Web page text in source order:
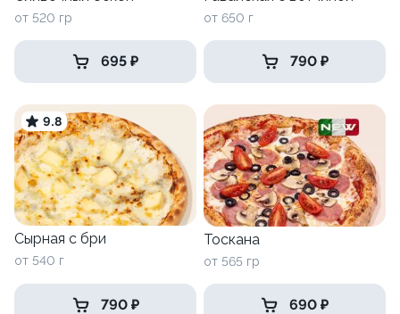
от 520 гр
695 ₽
от 650 г
790 ₽
9.8
Сырная с бри
от 540 г
790 ₽
Тоскана
от 565 гр
690 ₽